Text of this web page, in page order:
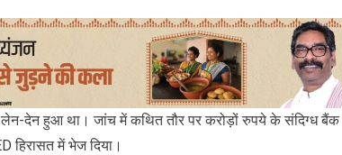
लेन-देन हुआ था। जांच में कथित तौर पर करोड़ों रुपये के संदिग्ध बैंक
हिरासत में भेज दिया।